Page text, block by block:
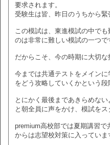
要求されます。
受験生は皆、昨日のうちから緊
この模試は、東進模試の中で
のは非常に難しい模試の一つで
だからこそ、今の時期に大切な
今までは共通テストをメイン
をどう攻略していくかという
とにかく最後まであきらめない
と朝全員に声をかけ、模試をス
premium高校部では夏期講習で
からは志望校対策に入っていま